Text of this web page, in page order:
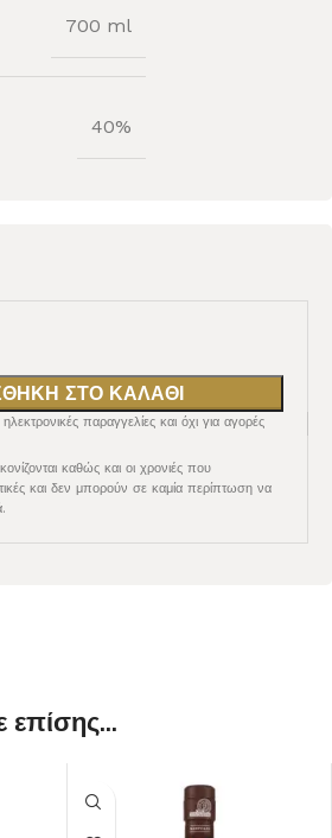
700 ml
40%
ΣΤΟ ΚΑΛΆΘΙ
παραγγελίες και όχι για αγορές
καθώς και οι χρονιές που
και δεν μπορούν σε καμία περίπτωση να
επίσης...